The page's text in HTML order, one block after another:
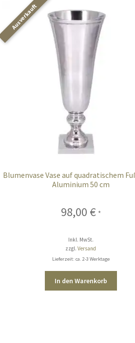
Blumenvase Vase auf quadratischem
Aluminium 50 cm
98,00 € *
Inkl. MwSt.
zzgl.Versand
Lieferzeit: ca. 2-3 Werktage
In den Warenkorb